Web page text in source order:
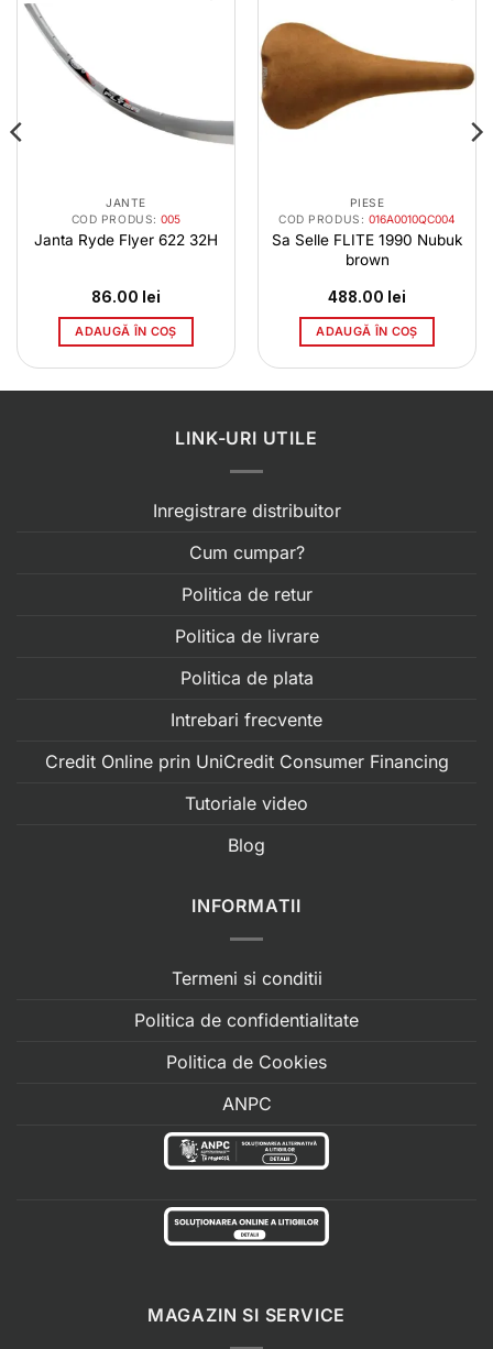
JANTE
COD PRODUS:005
Janta Ryde Flyer 622 32H
86.00 lei
ADAUGĂ ÎN COȘ
PIESE
COD PRODUS: 016A0010QC004
Sa Selle FLITE 1990 Nubuk
brown
488.00 lei
ADAUGĂ ÎN COȘ
LINK-URI UTILE
Inregistrare distribuitor
Cum cumpar?
Politica de retur
Politica de livrare
Politica de plata
Intrebari frecvente
Credit Online prin UniCredit Consumer Financing
Tutoriale video
Blog
INFORMATII
Termeni si conditii
Politica de confidentialitate
Politica de Cookies
ANPC
MAGAZIN SI SERVICE